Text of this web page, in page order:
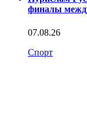
финалы
07.08.26
Спорт